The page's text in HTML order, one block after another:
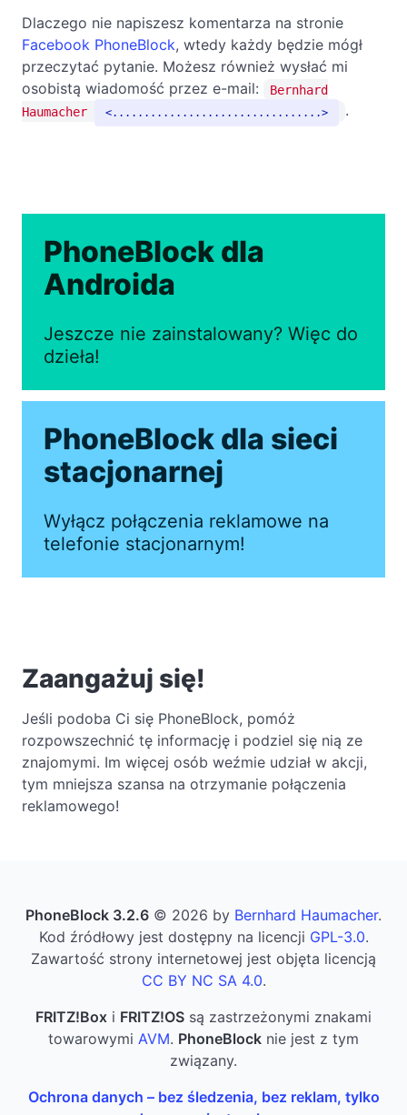
Dlaczego nie napiszesz komentarza na stronie
Facebook PhoneBlock, wtedy każdy będzie mógł
przeczytać pytanie. Możesz również wysłać mi
osobistą wiadomość przez e-mail:
Bernhard
Haumacher
................................. .
PhoneBlock dla
Androida
Jeszcze nie zainstalowany? Więc do
dzieła!
PhoneBlock dla sieci
stacjonarnej
Wyłącz połączenia reklamowe na
telefonie stacjonarnym!
Zaangażuj się!
Jeśli podoba Ci się PhoneBlock, pomóż
rozpowszechnić tę informację i podziel się nią ze
znajomymi. Im więcej osób weźmie udział w akcji,
tym mniejsza szansa na otrzymanie połączenia
reklamowego!
PhoneBlock 3.2.6 © 2026 by Bernhard Haumacher.
Kod źródłowy jest dostępny na licencji GPL-3.0.
Zawartość strony internetowej jest objęta licencją
CC BY NC SA 4.0.
FRITZ!Box i FRITZ!OS są zastrzeżonymi znakami
towarowymi AVM. PhoneBlock nie jest z tym
związany.
Ochrona danych – bez śledzenia, bez reklam, tylko